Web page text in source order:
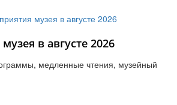
в августе 2026
медленные чтения, музейный